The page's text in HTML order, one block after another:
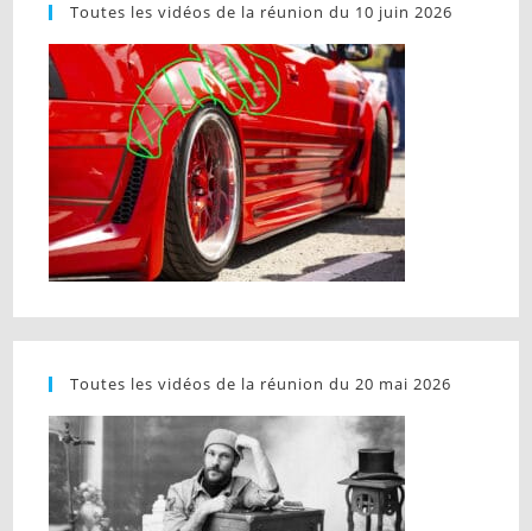
Toutes les vidéos de la réunion du 10 juin 2026
Toutes les vidéos de la réunion du 20 mai 2026